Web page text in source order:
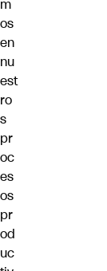
m
os
en
nu
est
ro
s
pr
oc
es
os
pr
od
uc